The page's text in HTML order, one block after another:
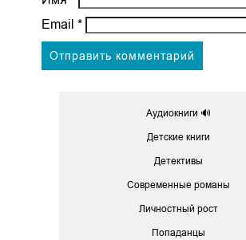
Email *
Аудиокниги 🔊
Детские книги
Детективы
Современные романы
Личностный рост
Попаданцы